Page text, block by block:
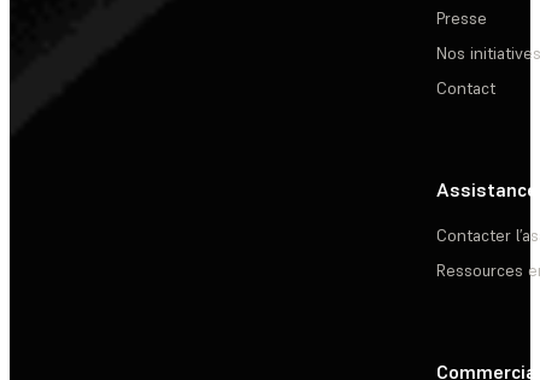
Presse
Nos initiatives
Contact
Assistance
Contacter
Ressources
Commercial